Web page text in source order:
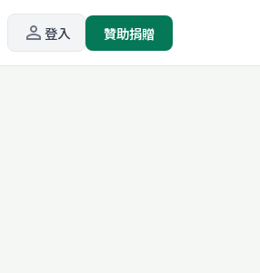
person_outline登入 贊助捐贈